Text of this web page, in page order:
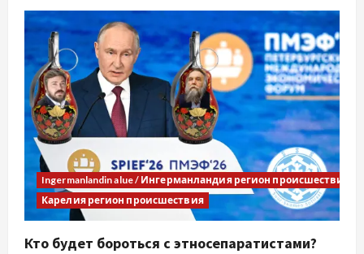
Ingermanlandin alue / Ингерманландия регион происшествия
Карелия регион происшествия
Кто будет бороться с этносепаратистами?